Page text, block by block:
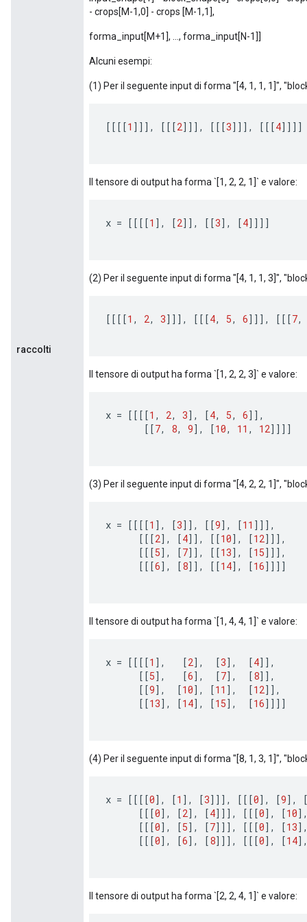
raccolti
- crops[M-1,0] - crops [M-1,1],
forma_input[M+1], ..., forma_input[N-1]]
Alcuni esempi:
(1) Per il seguente input di forma "[4, 1, 1, 1]",
[[[[1 ]]] , [[[2]]] , [[[3]]] , [[[4]]]]
Il tensore di output ha forma `[1, 2, 2, 1]` e valore:
x = [[[[1 ] , [2]] , [[3] , [4]]]]
(2) Per il seguente input di forma "[4, 1, 1, 3]",
[[[[1 , 2, 3]]] , [[[4, 5, 6]]] , [[[7,
Il tensore di output ha forma `[1, 2, 2, 3]` e valore:
x = [[[[1 , 2, 3] , [4, 5, 6]] ,
[[7, 8, 9] , [10, 11 , 12]]]]
(3) Per il seguente input di forma "[4, 2, 2, 1]",
x = [[[[1 ] , [3]] , [[9] , [11 ]]] ,
[[[2] , [4]] , [[10] , [12]]] ,
[[[5] , [7]] , [[13] , [15]]] ,
[[[6] , [8]] , [[14] , [16]]]]
Il tensore di output ha forma `[1, 4, 4, 1]` e valore:
x = [[[[1 ] , [2] , [3] , [4]] ,
[[5] , [6] , [7] , [8]] ,
[[9] , [10] , [11 ] , [12]] ,
[[13] , [14] , [15] , [16]]]]
(4) Per il seguente input di forma "[8, 1, 3, 1]",
x = [[[[0] , [1 ] , [3]]] , [[[0] , [9] ,
[[[0] , [2] , [4]]] , [[[0] , [10]
[[[0] , [5] , [7]]] , [[[0] , [13]
[[[0] , [6] , [8]]] , [[[0] , [14]
Il tensore di output ha forma `[2, 2, 4, 1]` e valore: